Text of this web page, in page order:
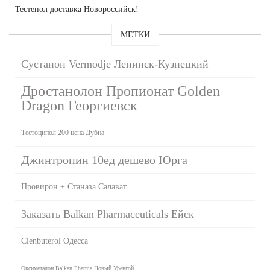
Тестенол доставка Новороссийск!
МЕТКИ
Сустанон Vermodje Ленинск-Кузнецкий
Дростанолон Пропионат Golden
Dragon Георгиевск
Тестоципол 200 цена Дубна
Джинтропин 10ед дешево Юрга
Провирон + Станаза Салават
Заказать Balkan Pharmaceuticals Ейск
Clenbuterol Одесса
Оксиметалон Balkan Pharma Новый Уренгой